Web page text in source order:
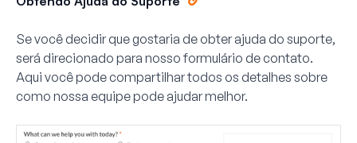
Se você decidir que gostaria de obter ajuda do suporte,
será direcionado para nosso formulário de contato.
Aqui você pode compartilhar todos os detalhes sobre
como nossa equipe pode ajudar melhor.